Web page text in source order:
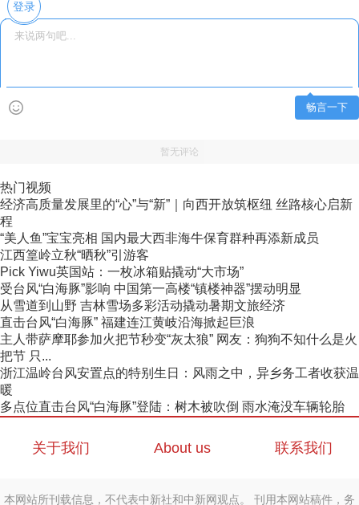
登录
畅言一下
暂无评论
热门视频
经济高质量发展里的“心”与“新”｜向西开放筑枢纽 丝路核心启新
程
“美人鱼”宝宝亮相 国内最大西非海牛保育群种再添新成员
江西篁岭立秋“晒秋”引游客
Pick Yiwu英国站：一枚冰箱贴撬动“大市场”
受台风“白海豚”影响 中国第一高楼“镇楼神器”摆动明显
从雪道到山野 吉林雪场多彩活动撬动暑期文旅经济
直击台风“白海豚” 福建连江黄岐沿海掀起巨浪
主人带萨摩耶参加火把节秒变“灰太狼” 网友：狗狗不知什么是火
把节 只...
浙江温岭台风安置点的特别生日：风雨之中，异乡务工者收获温
暖
多点位直击台风“白海豚”登陆：树木被吹倒 雨水淹没车辆轮胎
关于我们 About us 联系我们
本网站所刊载信息，不代表中新社和中新网观点。 刊用本网站稿件，务